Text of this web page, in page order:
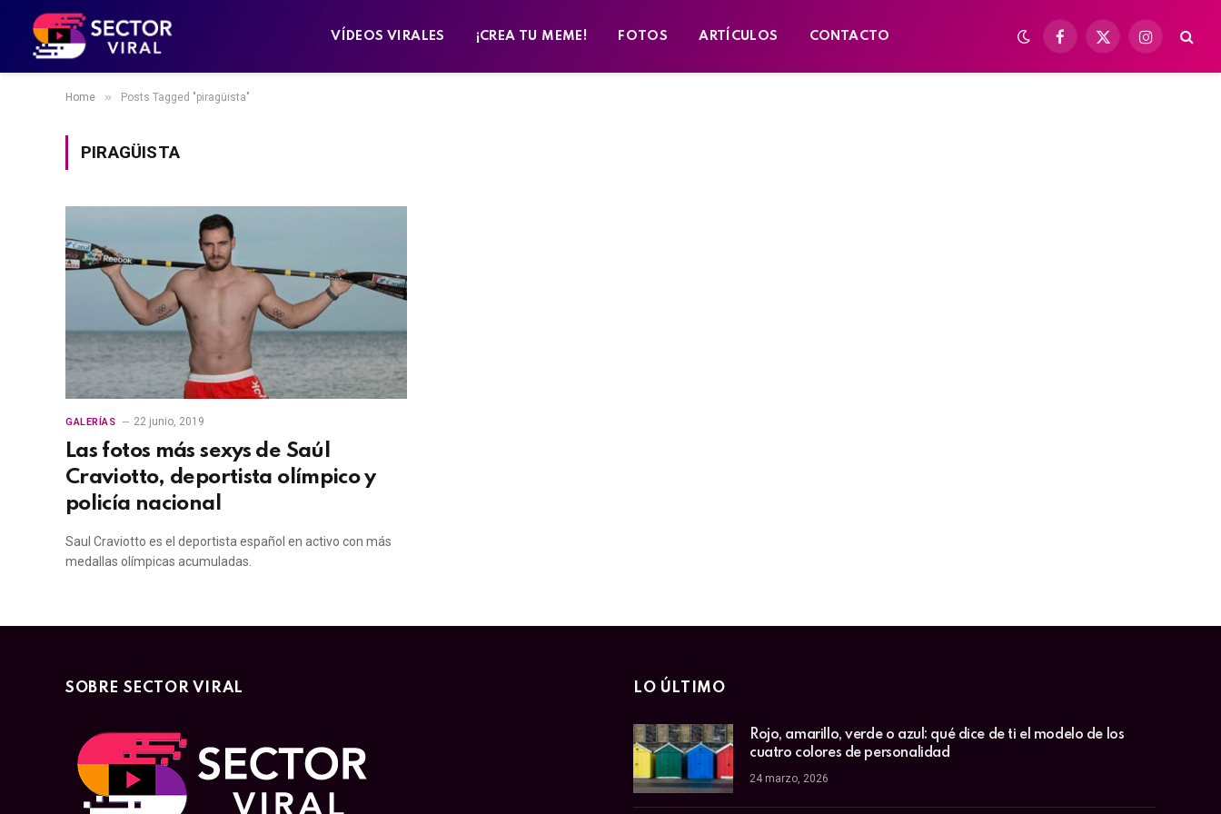
VÍDEOS VIRALES ¡CREA TU MEME! FOTOS ARTÍCULOS CONTACTO
Facebook
X
Instagram
Home » Posts Tagged "piragüista"
PIRAGÜISTA
GALERÍAS 22 junio, 2019
Las fotos más sexys de Saúl
Craviotto, deportista olímpico y
policía nacional
Saul Craviotto es el deportista español en activo con más
medallas olímpicas acumuladas.
SOBRE SECTOR VIRAL LO ÚLTIMO
Rojo, amarillo, verde o azul: qué dice de ti el modelo de los
cuatro colores de personalidad
24 marzo, 2026